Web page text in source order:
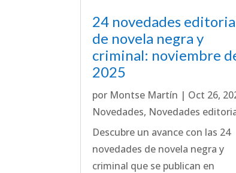
24 novedades
de novela negra y
criminal: noviembre
2025
por Montse Martín | Oct 26,
Novedades, Novedades
Descubre un avance con las 24
novedades de novela negra y
criminal que se publican en